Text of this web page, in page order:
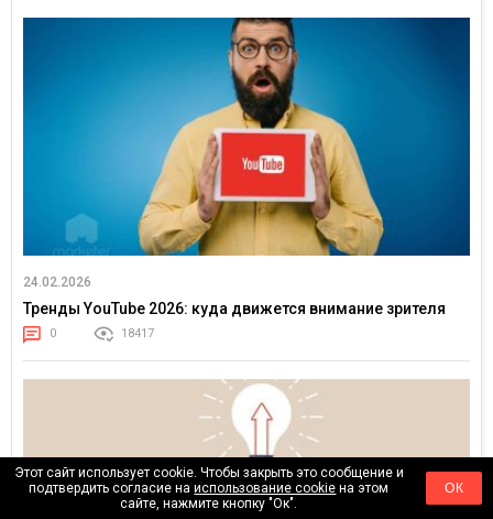
24.02.2026
Тренды YouTube 2026: куда движется внимание зрителя
0 18417
Этот сайт использует cookie. Чтобы закрыть это сообщение и
подтвердить согласие наиспользование cookie на этом
сайте, нажмите кнопку "Ок".
ОК